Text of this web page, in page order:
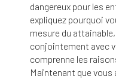
dangereux pour les
expliquez pourquoi
mesure du
conjointement avec
comprenne les
Maintenant que vous